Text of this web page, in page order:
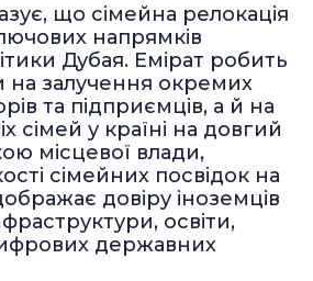
що сімейна релокація
напрямків
Дубая. Емірат робить
на залучення окремих
та підприємців, а й на
сімей у країні на довгий
місцевої влади,
сімейних посвідок на
довіру іноземців
освіти,
державних